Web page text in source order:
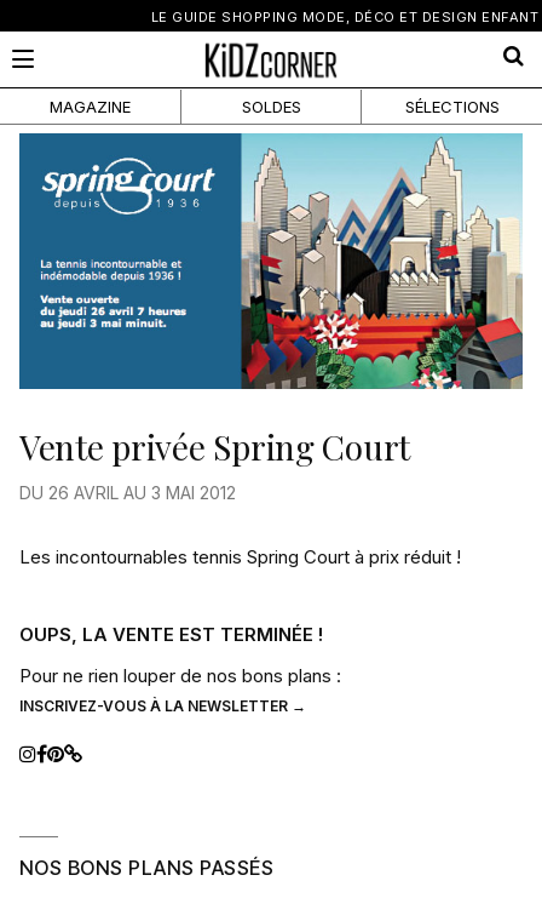
LE GUIDE SHOPPING MODE, DÉCO ET DESIGN ENFANT×
MAGAZINE SOLDES SÉLECTIONS
Vente privée Spring Court
DU 26 AVRIL AU 3 MAI 2012
Les incontournables tennis Spring Court à prix réduit !
OUPS, LA VENTE EST TERMINÉE !
Pour ne rien louper de nos bons plans :
INSCRIVEZ-VOUS À LA NEWSLETTER →
NOS BONS PLANS PASSÉS